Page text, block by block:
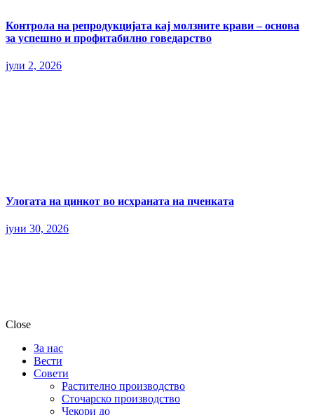
Контрола на репродукцијата кај молзните крави – основа
за успешно и профитабилно говедарство
јули 2, 2026
Улогата на цинкот во исхраната на пченката
јуни 30, 2026
Close
За нас
Вести
Совети
Растително производство
Сточарско производство
Чекори до